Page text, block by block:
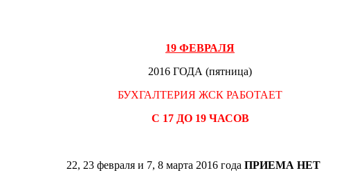
19 ФЕВРАЛЯ
2016 ГОДА (пятница)
БУХГАЛТЕРИЯ ЖСК РАБОТАЕТ
С 17 ДО 19 ЧАСОВ
22, 23 февраля и 7, 8 марта 2016 года ПРИЕМА НЕТ